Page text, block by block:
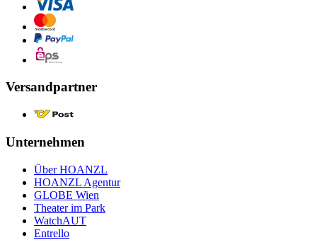
Versandpartner
Unternehmen
Über HOANZL
HOANZL Agentur
GLOBE Wien
Theater im Park
WatchAUT
Entrello